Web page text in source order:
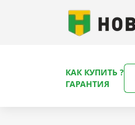
КАК КУПИТЬ ?
ГАРАНТИЯ